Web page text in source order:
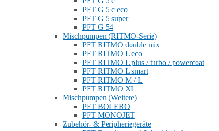
PFT G 5 c eco
PFT G 5 super
PFT G 54
Mischpumpen (RITMO-Serie)
PFT RITMO double mix
PFT RITMO L eco
PFT RITMO L plus / turbo / powercoat
PFT RITMO L smart
PFT RITMO M / L
PFT RITMO XL
Mischpumpen (Weitere)
PFT BOLERO
PFT MONOJET
Zubehör- & Peripheriegeräte